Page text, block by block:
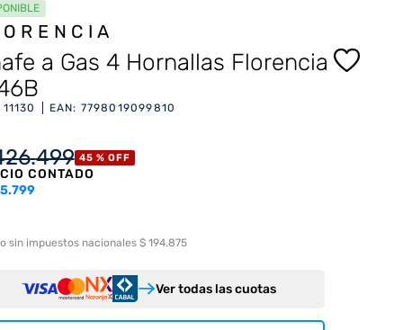
a Gas 4 Hornallas Florencia
11130 EAN: 7798019099810
.499 45 % OFF
CONTADO
sin impuestos nacionales $ 194.875
Ver todas las cuotas